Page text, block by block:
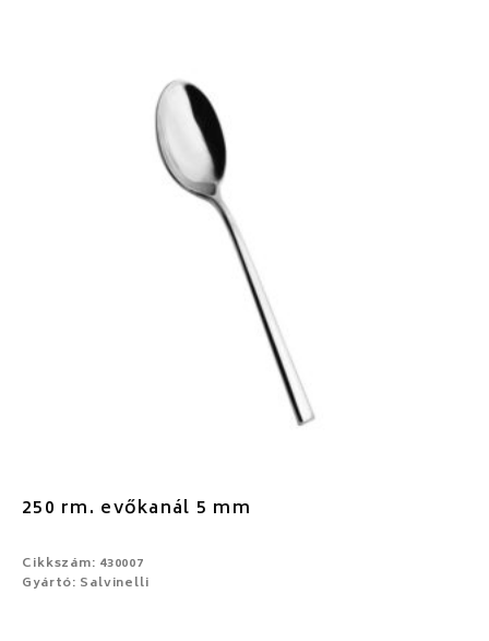
250 rm. evőkanál 5 mm
Cikkszám: 430007
Gyártó: Salvinelli